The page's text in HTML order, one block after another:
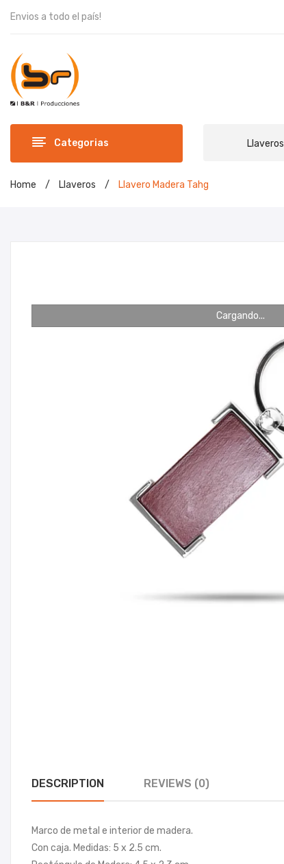
Envios a todo el país!
Categorias Llaveros
Home / Llaveros / Llavero Madera Tahg
Cargando...
DESCRIPTION REVIEWS (0)
Marco de metal e interior de madera.
Con caja. Medidas: 5 x 2.5 cm.